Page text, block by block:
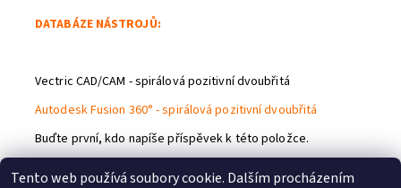
DATABÁZE NÁSTROJŮ:
Vectric CAD/CAM - spirálová pozitivní dvoubřitá
Autodesk Fusion 360° - spirálová pozitivní dvoubřitá
Buďte první, kdo napíše příspěvek k této položce.
Tento web používá soubory cookie. Dalším procházením